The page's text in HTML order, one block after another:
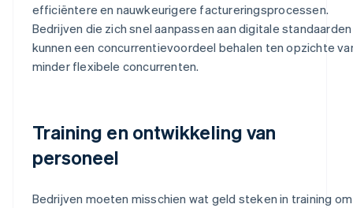
efficiëntere en nauwkeurigere factureringsprocessen.
Bedrijven die zich snel aanpassen aan digitale standaarden
kunnen een concurrentievoordeel behalen ten opzichte
minder flexibele concurrenten.
Training en ontwikkeling van
personeel
Bedrijven moeten misschien wat geld steken in training om